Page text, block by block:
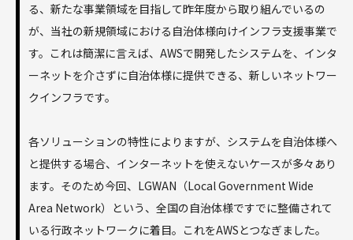
る、新たな事業領域を目指して昨年度から取り組んでいるの
が、当社の新規領域における自治体様向けインフラ支援事業で
す。これは簡潔に言えば、AWSで開発したシステムを、インタ
ーネットを介さずに自治体様に提供できる、新しいネットワー
クインフラです。
各ソリューションの特性によりますが、システムを自治体様へ
と提供する場合、インターネットを使えないケースが多々あり
ます。そのため今回、LGWAN（Local Government Wide
Area Network）という、全国の自治体様ですでに整備されて
いる行政ネットワークに着目。これをAWSとつなぎました。